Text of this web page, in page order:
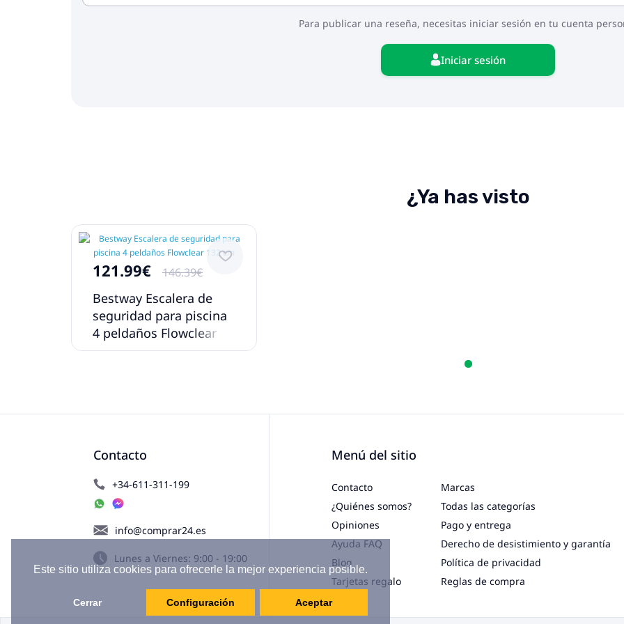
Este sitio utiliza cookies para ofrecerle la mejor experiencia posible.
Cerrar Configuración Aceptar
Para publicar una reseña, necesitas iniciar sesión en tu cuenta
Iniciar sesión
¿Ya has visto
121.99€ 146.39€
Bestway Escalera de
seguridad para piscina
4 peldaños Flowclear
132 cm
Contacto
+34-611-311-199
info@comprar24.es
Lunes a Viernes: 9:00 - 19:00
Menú del sitio
Contacto
¿Quiénes somos?
Opiniones
Ayuda FAQ
Blog
Tarjetas regalo
Marcas
Todas las categorías
Pago y entrega
Derecho de desistimiento y garantía
Política de privacidad
Reglas de compra